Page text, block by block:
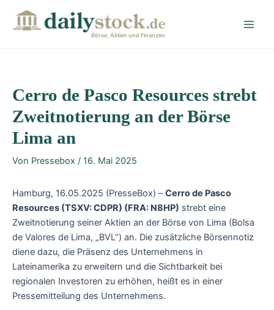
Börse, Aktien und Finanzen
Cerro de Pasco Resources strebt
Zweitnotierung an der Börse
Lima an
Von Pressebox / 16. Mai 2025
Hamburg, 16.05.2025 (PresseBox) –Cerro de Pasco
Resources (TSXV: CDPR) (FRA: N8HP) strebt eine
Zweitnotierung seiner Aktien an der Börse von Lima (Bolsa
de Valores de Lima, „BVL“) an. Die zusätzliche Börsennotiz
diene dazu, die Präsenz des Unternehmens in
Lateinamerika zu erweitern und die Sichtbarkeit bei
regionalen Investoren zu erhöhen, heißt es in einer
Pressemitteilung des Unternehmens.